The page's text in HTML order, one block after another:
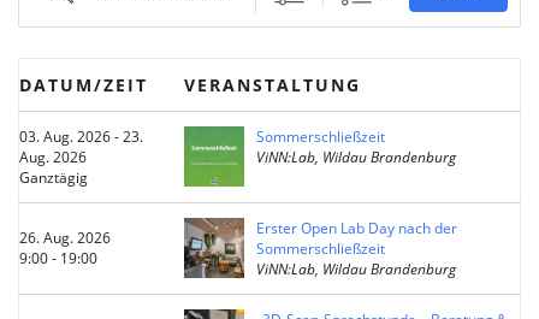
BOOKING IMPRINT
DATUM/ZEIT VERANSTALTUNG
03. Aug. 2026 - 23.
Aug. 2026
Ganztägig
Sommerschließzeit
ViNN:Lab, Wildau Brandenburg
26. Aug. 2026
9:00 - 19:00
Erster Open Lab Day nach der
Sommerschließzeit
ViNN:Lab, Wildau Brandenburg